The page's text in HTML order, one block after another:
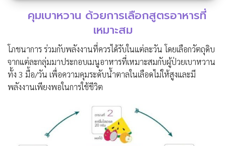
คุมเบาหวาน ด้วยการเลือกสูตรอาหารที่
เหมาะสม
โภชนาการ ร่วมกับพลังงานที่ควรได้รับในแต่ละวัน โดยเลือกวัตถุดิบ
จากแต่ละกลุ่มมาประกอบเมนูอาหารที่เหมาะสมกับผู้ป่วยเบาหวาน
ทั้ง 3 มื้อ/วัน เพื่อความคุมระดับน้ำตาลในเลือดไม่ให้สูงและมี
พลังงานเพียงพอในการใช้ชีวิต